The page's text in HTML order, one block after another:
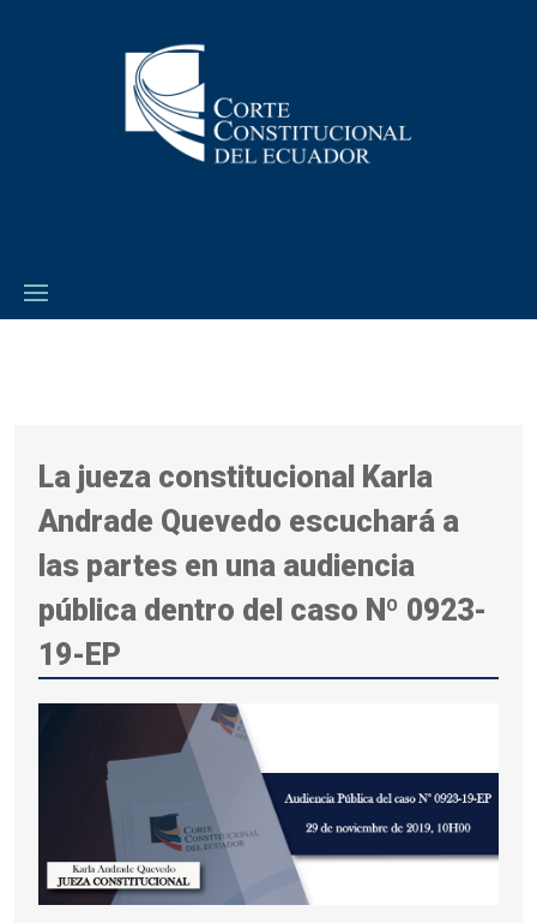
La jueza constitucional Karla
Andrade Quevedo escuchará a
las partes en una audiencia
pública dentro del caso Nº 0923-
19-EP